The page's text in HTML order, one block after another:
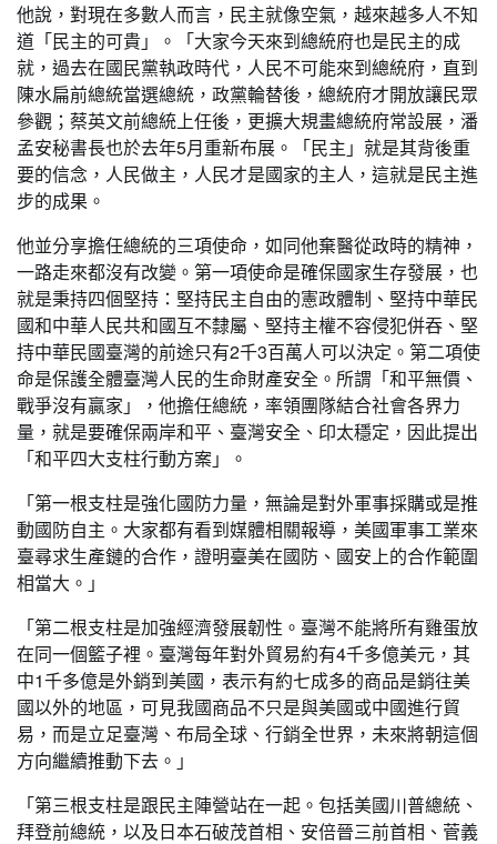
他說，對現在多數人而言，民主就像空氣，越來越多人不知
道「民主的可貴」。「大家今天來到總統府也是民主的成
就，過去在國民黨執政時代，人民不可能來到總統府，直到
陳水扁前總統當選總統，政黨輪替後，總統府才開放讓民眾
參觀；蔡英文前總統上任後，更擴大規畫總統府常設展，潘
孟安秘書長也於去年5月重新布展。「民主」就是其背後重
要的信念，人民做主，人民才是國家的主人，這就是民主進
步的成果。
他並分享擔任總統的三項使命，如同他棄醫從政時的精神，
一路走來都沒有改變。第一項使命是確保國家生存發展，也
就是秉持四個堅持：堅持民主自由的憲政體制、堅持中華民
國和中華人民共和國互不隸屬、堅持主權不容侵犯併吞、堅
持中華民國臺灣的前途只有2千3百萬人可以決定。第二項使
命是保護全體臺灣人民的生命財產安全。所謂「和平無價、
戰爭沒有贏家」，他擔任總統，率領團隊結合社會各界力
量，就是要確保兩岸和平、臺灣安全、印太穩定，因此提出
「和平四大支柱行動方案」。
「第一根支柱是強化國防力量，無論是對外軍事採購或是推
動國防自主。大家都有看到媒體相關報導，美國軍事工業來
臺尋求生產鏈的合作，證明臺美在國防、國安上的合作範圍
相當大。」
「第二根支柱是加強經濟發展韌性。臺灣不能將所有雞蛋放
在同一個籃子裡。臺灣每年對外貿易約有4千多億美元，其
中1千多億是外銷到美國，表示有約七成多的商品是銷往美
國以外的地區，可見我國商品不只是與美國或中國進行貿
易，而是立足臺灣、布局全球、行銷全世界，未來將朝這個
方向繼續推動下去。」
「第三根支柱是跟民主陣營站在一起。包括美國川普總統、
拜登前總統，以及日本石破茂首相、安倍晉三前首相、菅義